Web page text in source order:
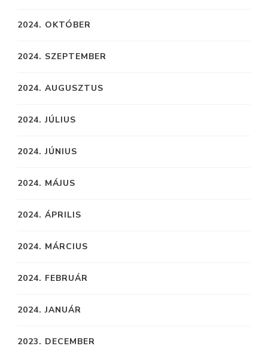
2024. OKTÓBER
2024. SZEPTEMBER
2024. AUGUSZTUS
2024. JÚLIUS
2024. JÚNIUS
2024. MÁJUS
2024. ÁPRILIS
2024. MÁRCIUS
2024. FEBRUÁR
2024. JANUÁR
2023. DECEMBER